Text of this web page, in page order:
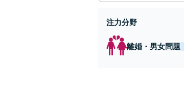
注力分野
離婚・男女問題